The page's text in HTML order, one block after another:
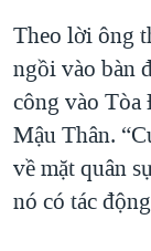
Theo lời ông
ngồi vào bàn
công vào
Mậu Thân.
về mặt quân
nó có tác